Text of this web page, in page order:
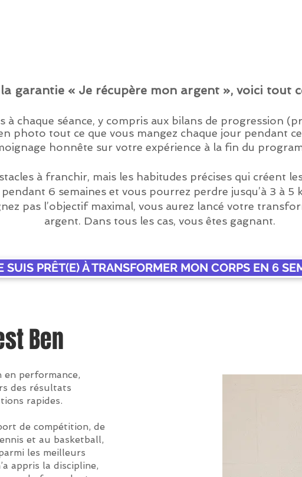
garantie « Je récupère mon argent », voici tout
à chaque séance, y compris aux bilans de progression
photo tout ce que vous mangez chaque jour pendant
honnête sur votre expérience à la fin du
à franchir, mais les habitudes précises qui créent
6 semaines et vous pourrez perdre jusqu’à 3 à
pas l’objectif maximal, vous aurez lancé votre
argent. Dans tous les cas, vous êtes gagnant.
SUIS PRÊT(E) À TRANSFORMER MON CORPS EN 6
Ben
performance,
des résultats
rapides.
de compétition, de
et au basketball,
les meilleurs
appris la discipline,